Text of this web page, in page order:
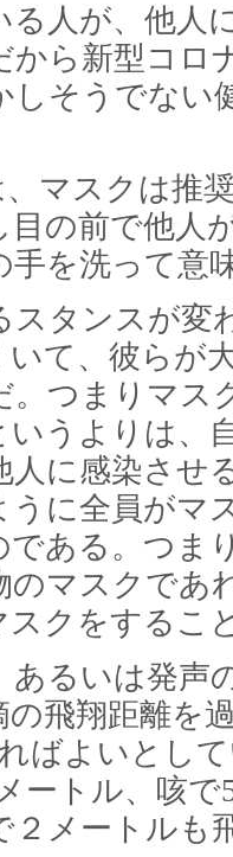
る人が、他人
から新型コロ
しそうでない
、マスクは推
目の前で他人
を洗って意
スタンスが変
て、彼らが
。つまりマス
いうよりは、
人に感染させ
うに全員がマ
ある。つま
のマスクであ
クをするこ
あるいは発声
飛翔距離を
ばよいとし
ートル、咳
２メートルも